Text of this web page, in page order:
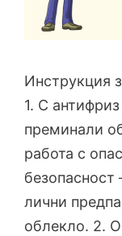
Инструкция
1. С
преминали
работа с
безопасност
лични
облекло. 2.